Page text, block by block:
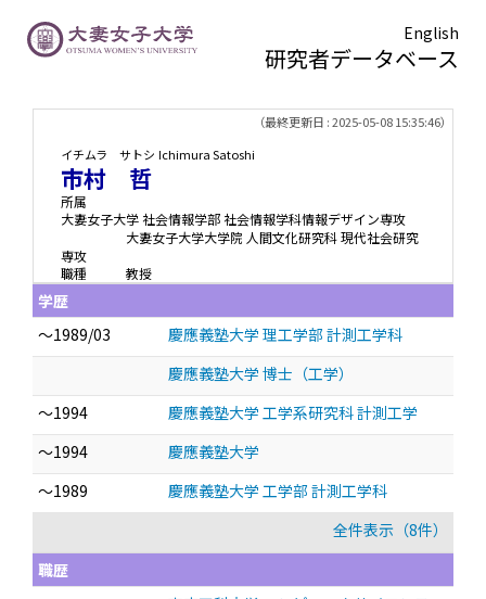
English
研究者データベース
（最終更新日 : 2025-05-08 15:35:46）
イチムラ サトシ Ichimura Satoshi
市村 哲
所属
大妻女子大学 社会情報学部 社会情報学科情報デザイン専攻
大妻女子大学大学院 人間文化研究科 現代社会研究
専攻
職種
教授
学歴
～1989/03
慶應義塾大学 理工学部 計測工学科
慶應義塾大学 博士（工学）
～1994
慶應義塾大学 工学系研究科 計測工学
～1994
慶應義塾大学
～1989
慶應義塾大学 工学部 計測工学科
全件表示（8件）
職歴